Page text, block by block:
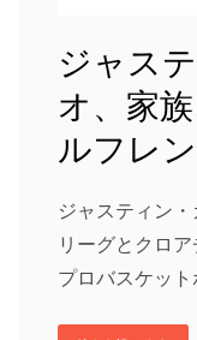
ジャス
オ、家
ルフレ
ジャスティン
リーグとクロ
プロバスケッ